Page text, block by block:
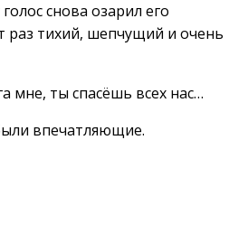
снова озарил его
раз тихий, шепчущий и очень
мне, ты спасёшь всех нас…
впечатляющие.